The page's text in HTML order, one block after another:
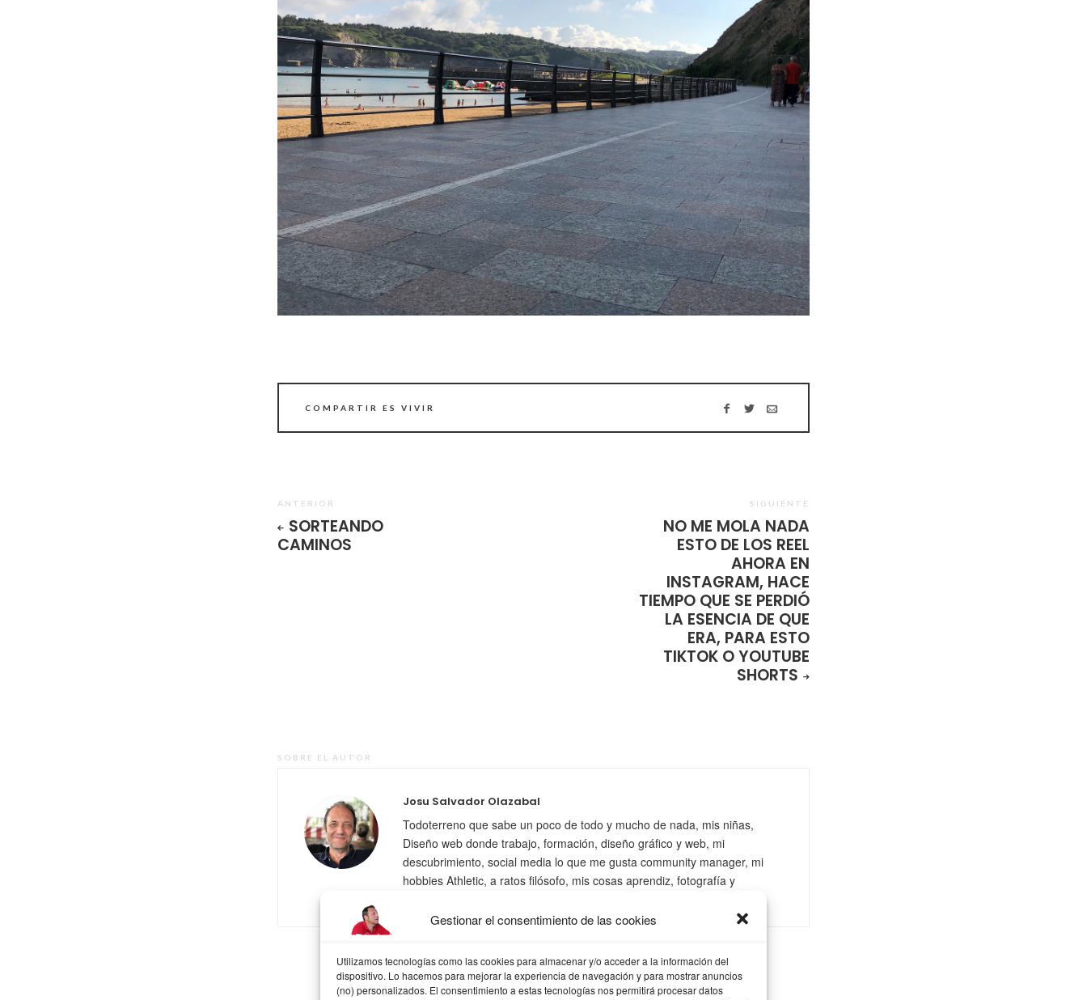
Gestionar el consentimiento de las cookies
Utilizamos tecnologías como las cookies para almacenar y/o acceder a la información del
dispositivo. Lo hacemos para mejorar la experiencia de navegación y para mostrar anuncios
(no) personalizados. El consentimiento a estas tecnologías nos permitirá procesar datos
COMPARTIR ES VIVIR
ANTERIOR
SORTEANDO
CAMINOS
SIGUIENTE
NO ME MOLA NADA
ESTO DE LOS REEL
AHORA EN
INSTAGRAM, HACE
TIEMPO QUE SE PERDIÓ
LA ESENCIA DE QUE
ERA, PARA ESTO
TIKTOK O YOUTUBE
SHORTS
SOBRE EL AUTOR
Josu Salvador Olazabal
Todoterreno que sabe un poco de todo y mucho de nada, mis niñas,
Diseño web donde trabajo, formación, diseño gráfico y web, mi
descubrimiento, social media lo que me gusta community manager, mi
hobbies Athletic, a ratos filósofo, mis cosas aprendiz, fotografía y